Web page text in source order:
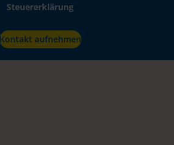
Steuererklärung
Kontakt aufnehmen